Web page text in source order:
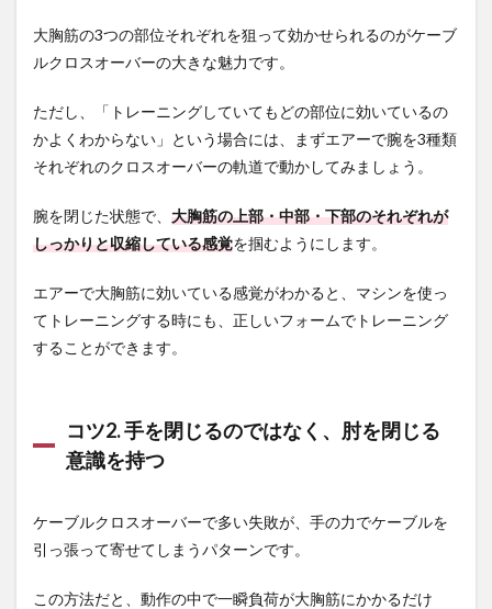
大胸筋の3つの部位それぞれを狙って効かせられるのがケーブ
ルクロスオーバーの大きな魅力です。
ただし、「トレーニングしていてもどの部位に効いているの
かよくわからない」という場合には、まずエアーで腕を3種類
それぞれのクロスオーバーの軌道で動かしてみましょう。
腕を閉じた状態で、 大胸筋の上部・中部・下部のそれぞれが
しっかりと収縮している感覚を掴むようにします。
エアーで大胸筋に効いている感覚がわかると、マシンを使っ
てトレーニングする時にも、正しいフォームでトレーニング
することができます。
コツ2. 手を閉じるのではなく、肘を閉じる
意識を持つ
ケーブルクロスオーバーで多い失敗が、手の力でケーブルを
引っ張って寄せてしまうパターンです。
この方法だと、動作の中で一瞬負荷が大胸筋にかかるだけ